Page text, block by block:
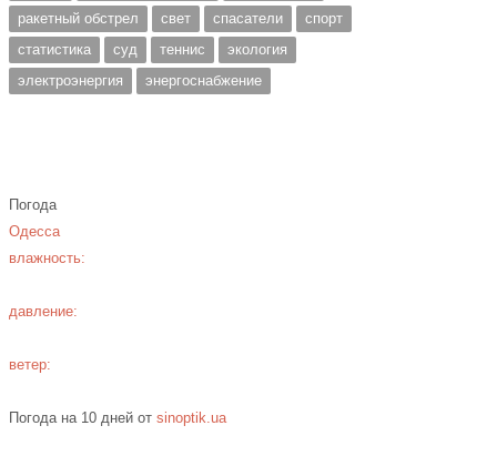
ракетный обстрел
свет спасатели
спорт
статистика
суд теннис
экология
электроэнергия
энергоснабжение
Погода
Одесса
влажность:
давление:
ветер:
Погода на 10 дней отsinoptik.ua